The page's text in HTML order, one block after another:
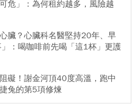
危」：為何租約越多，風險越
臟？心臟科名醫堅持20年、早
：喝咖啡前先喝「這1杯」更護
礙！謝金河頂40度高溫，跑中
兔的第5項修煉